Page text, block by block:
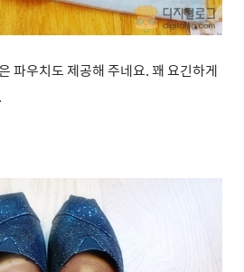
파우치도 제공해 주네요. 꽤 요긴하게